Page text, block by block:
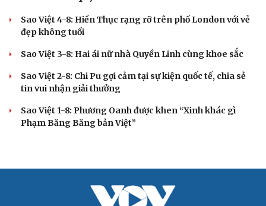
Sao Việt 4-8: Hiền Thục rạng rỡ trên phố London với vẻ
đẹp không tuổi
Sao Việt 3-8: Hai ái nữ nhà Quyền Linh cùng khoe sắc
Sao Việt 2-8: Chi Pu gợi cảm tại sự kiện quốc tế, chia sẻ
tin vui nhận giải thưởng
Sao Việt 1-8: Phương Oanh được khen “Xinh khác gì
Phạm Băng Băng bản Việt”